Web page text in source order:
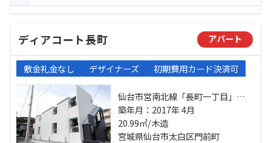
ディアコート長町 アパート
敷金礼金なし デザイナーズ 初期費用カード決済可
仙台市営南北線「長町一丁目」
駅 徒歩9分 仙台市営南北線「河原
町」駅 徒歩16分 東北本線「長町」
駅 徒歩17分
築年月：2017年 4月
20.99㎡/木造
宮城県仙台市太白区門前町